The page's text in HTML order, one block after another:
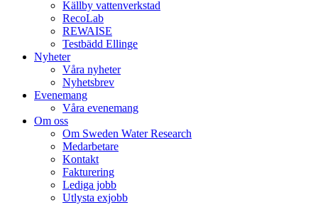
Källby vattenverkstad
RecoLab
REWAISE
Testbädd Ellinge
Nyheter
Våra nyheter
Nyhetsbrev
Evenemang
Våra evenemang
Om oss
Om Sweden Water Research
Medarbetare
Kontakt
Fakturering
Lediga jobb
Utlysta exjobb